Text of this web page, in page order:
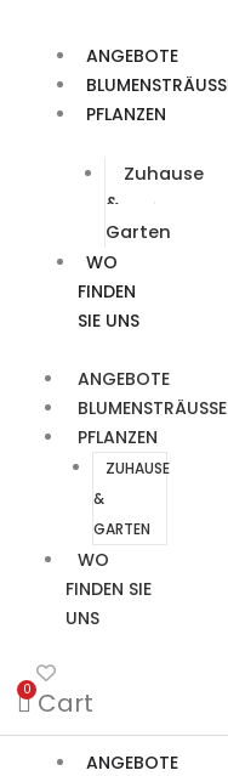
ANGEBOTE
BLUMENSTRÄUSSE
PFLANZEN
Zuhause
&
Garten
WO
FINDEN
SIE UNS
ANGEBOTE
BLUMENSTRÄUSSE
PFLANZEN
ZUHAUSE
&
GARTEN
WO
FINDEN SIE
UNS
0 Cart
ANGEBOTE